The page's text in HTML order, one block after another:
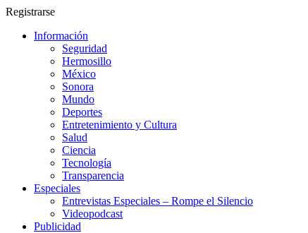
Registrarse
Información
Seguridad
Hermosillo
México
Sonora
Mundo
Deportes
Entretenimiento y Cultura
Salud
Ciencia
Tecnología
Transparencia
Especiales
Entrevistas Especiales – Rompe el Silencio
Videopodcast
Publicidad